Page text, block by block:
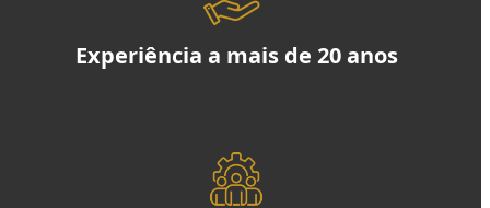
Experiência a mais de 20 anos